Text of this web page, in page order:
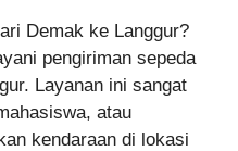
Demak ke Langgur?
pengiriman sepeda
Layanan ini sangat
atau
kendaraan di lokasi